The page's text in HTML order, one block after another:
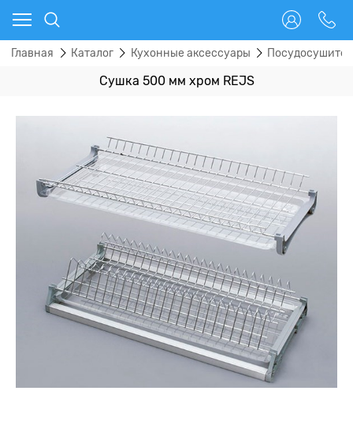
Главная Каталог Кухонные аксессуары
Сушка 500 мм хром REJS